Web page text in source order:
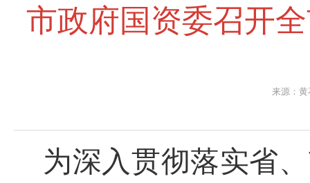
市政府国资委召开
来源：
为深入贯彻落实省